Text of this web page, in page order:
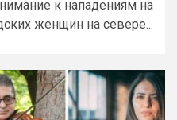
к нападениям на
женщин на севере...